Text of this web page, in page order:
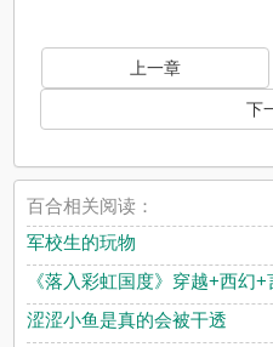
上一章
下
百合相关阅读：
军校生的玩物
《落入彩虹国度》穿越+西幻+
涩涩小鱼是真的会被干透